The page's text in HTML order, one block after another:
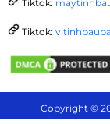
Tiktok:
Tiktok:
Copyright ©